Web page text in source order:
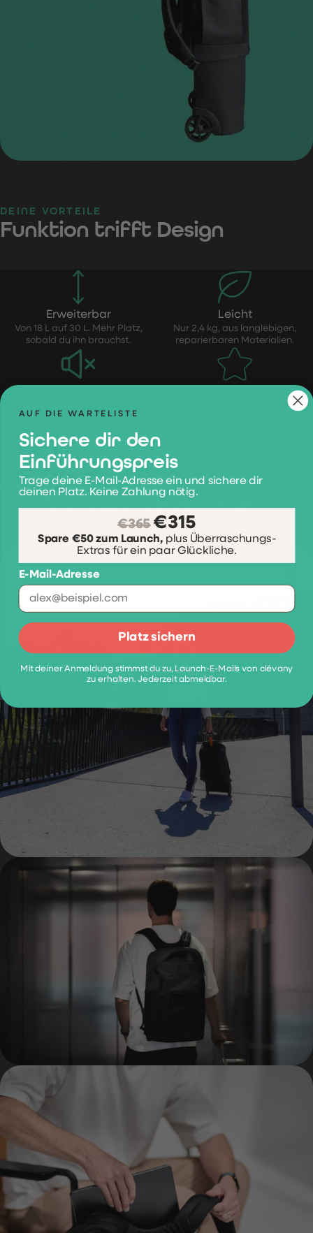
DEINE VORTEILE
Funktion trifft Design
Erweiterbar
Von 18 L auf 30 L. Mehr Platz,
sobald du ihn brauchst.
Leicht
Nur 2,4 kg, aus langlebigen,
reparierbaren Materialien.
geräuschlosen Rädern, gemacht
Hochwertige YKK-Reißverschlüsse
CLÉVANY IM EINSATZ
Ein Rucksack. Jede Reise.
AUF DIE WARTELISTE
Sichere dir den
Einführungspreis
Trage deine E-Mail-Adresse ein und sichere dir
deinen Platz. Keine Zahlung nötig.
€365​€315
Spare €50 zum Launch, plus Überraschungs-
Extras für ein paar Glückliche.
E-Mail-Adresse
Platz sichern
Mit deiner Anmeldung stimmst du zu, Launch-E-Mails von clévany
zu erhalten. Jederzeit abmeldbar.